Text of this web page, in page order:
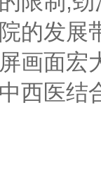
的发展
画面宏
西医结